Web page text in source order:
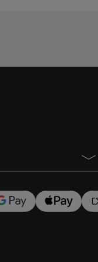
arguments de
informations sur la